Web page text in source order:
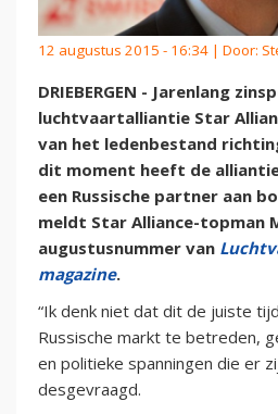
12 augustus 2015 - 16:34 | Door:
DRIEBERGEN - Jarenlang
luchtvaartalliantie Star
van het ledenbestand
dit moment heeft de
een Russische partner aan
meldt Star Alliance-topman
augustusnummer van
magazine.
“Ik denk niet dat dit de juiste
Russische markt te betreden,
en politieke spanningen die er
desgevraagd.